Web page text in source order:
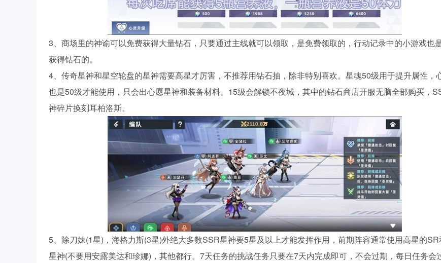
3、商场里的神谕可以免费获得大量钻石，只要通过主线就可以领取，是免费领取的，行动记录中的小游戏也
获得钻石的。
4、传奇星神和星空轮盘的星神需要高星才厉害，不推荐用钻石抽，除非特别喜欢。星魂50级用于提升属性，
也是50级才能使用，只会出心愿星神和装备材料。15级会解锁不夜城，其中的钻石商店开服无脑全部购买，
神碎片换刻耳柏洛斯。
5、除刀妹(1星)，海格力斯(3星)外绝大多数SSR星神要5星及以上才能发挥作用，前期阵容通常使用高星的SR
星神(不要用安露美达和珍娜)，其他都行。7天任务的挑战任务只要在7天内完成即可，不会过期，每日任务会